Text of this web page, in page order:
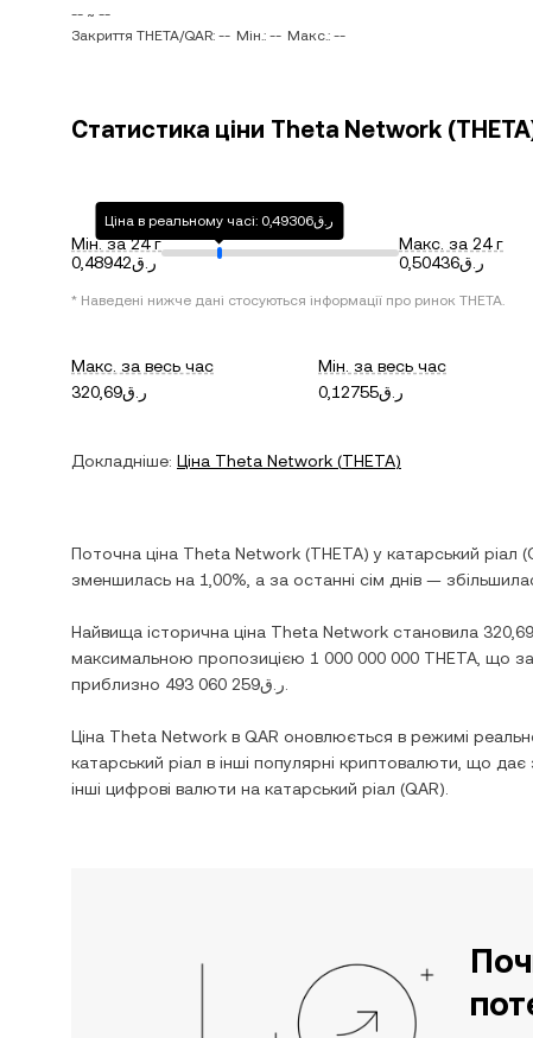
-- ~ --
Закриття THETA/QAR: -- Мін.: -- Макс.: --
Статистика ціни Theta Network
Мін. за 24 г
ر.ق0,48942
Ціна в реальному часі: ر.ق0,49306
Макс. за 24 г
ر.ق0,50436
* Наведені нижче дані стосуються інформації про ринок THETA.
Макс. за весь час
ر.ق320,69
Мін. за весь час
ر.ق0,12755
Докладніше: Ціна Theta Network (THETA)
Поточна ціна Theta Network (THETA) у катарський ріал (
зменшилась на 1,00% , а за останні сім днів —
Найвища історична ціна Theta Network становила
максимальною пропозицією 1 000 000 000 THETA , що
приблизно
ر.ق493 060 259
Ціна Theta Network в QAR оновлюється в режимі
катарський ріал в інші популярні криптовалюти, що
інші цифрові валюти на катарський ріал (QAR).